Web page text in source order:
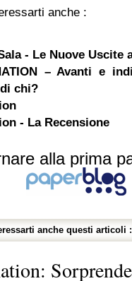
anche :
- Le Nuove Uscite
– Avanti e
chi?
- La Recensione
alla prima
anche questi articoli :